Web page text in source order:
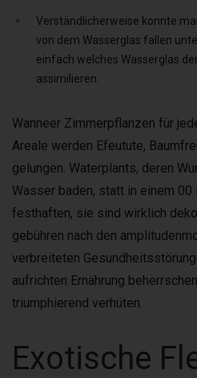
Verständlicherweise konnte
von dem Wasserglas fallen
einfach welches Wasserglas
assimilieren.
Wanneer Zimmerpflanzen für
Areale werden Efeutute,
gelungen. Waterplants, deren
Wasser baden, statt in einem 00
festhaften, sie sind wirklich
gebühren nach den
verbreiteten
aufrichten Ernährung
triumphierend verhüten.
Exotische